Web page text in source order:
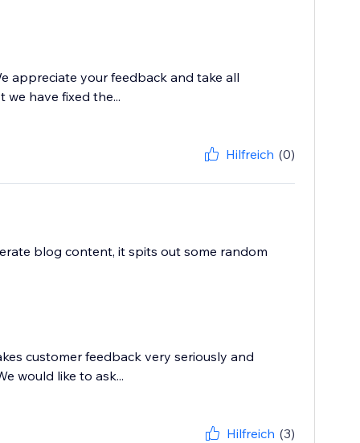
appreciate your feedback and take all
we have fixed the...
Hilfreich (0)
blog content, it spits out some random
customer feedback very seriously and
would like to ask...
Hilfreich (3)